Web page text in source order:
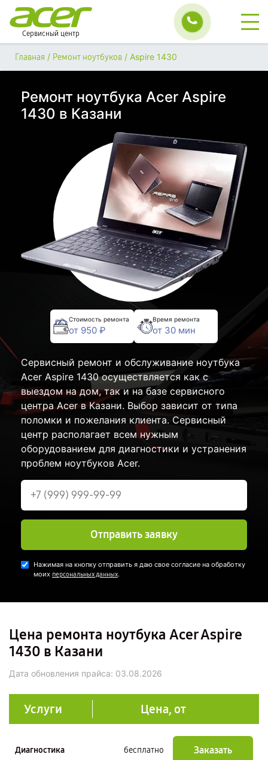
Сервисный центр
Главная / Ремонт ноутбуков / Aspire 1430
Ремонт ноутбука Acer Aspire
1430 в Казани
Стоимость ремонта
от 950 ₽
Время ремонта
от 30 мин
Сервисный ремонт и обслуживание ноутбука
Acer Aspire 1430 осуществляется как с
выездом на дом, так и на базе сервисного
центра Acer в Казани. Выбор зависит от типа
поломки и пожелания клиента. Сервисный
центр располагает всем нужным
оборудованием для диагностики и устранения
проблем ноутбуков Acer.
Отправить заявку
Нажимая на кнопку отправить я даю свое согласие на обработку
моих персональных данных.
Цена ремонта ноутбука Acer Aspire
1430 в Казани
Дата обновления прайса: 03.08.2026
Услуги Цена, от
Диагностика бесплатно Заказать